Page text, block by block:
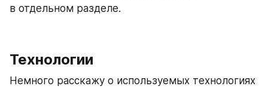
в отдельном разделе.
Технологии
Немного расскажу о используемых технологиях